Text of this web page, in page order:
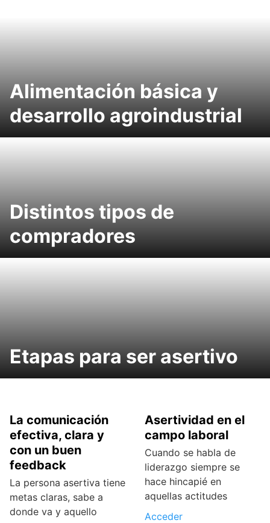
Alimentación básica y
desarrollo agroindustrial
Distintos tipos de
compradores
Etapas para ser asertivo
La comunicación
efectiva, clara y
con un buen
feedback
La persona asertiva tiene
metas claras, sabe a
donde va y aquello
Asertividad en el
campo laboral
Cuando se habla de
liderazgo siempre se
hace hincapié en
aquellas actitudes
Acceder